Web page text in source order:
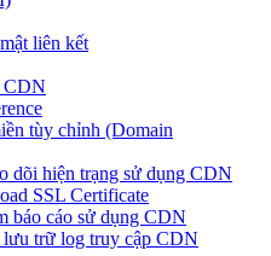
liên kết
CDN
tùy chỉnh (Domain
dõi hiện trạng sử dụng CDN
SSL Certificate
báo cáo sử dụng CDN
lưu trữ log truy cập CDN